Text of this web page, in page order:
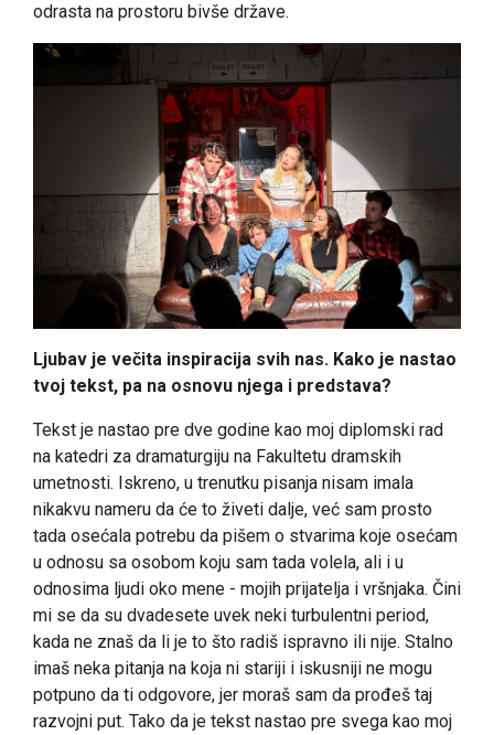
odrasta na prostoru bivše države.
Ljubav je večita inspiracija svih nas. Kako je nastao
tvoj tekst, pa na osnovu njega i predstava?
Tekst je nastao pre dve godine kao moj diplomski rad
na katedri za dramaturgiju na Fakultetu dramskih
umetnosti. Iskreno, u trenutku pisanja nisam imala
nikakvu nameru da će to živeti dalje, već sam prosto
tada osećala potrebu da pišem o stvarima koje osećam
u odnosu sa osobom koju sam tada volela, ali i u
odnosima ljudi oko mene - mojih prijatelja i vršnjaka. Čini
mi se da su dvadesete uvek neki turbulentni period,
kada ne znaš da li je to što radiš ispravno ili nije. Stalno
imaš neka pitanja na koja ni stariji i iskusniji ne mogu
potpuno da ti odgovore, jer moraš sam da prođeš taj
razvojni put. Tako da je tekst nastao pre svega kao moj